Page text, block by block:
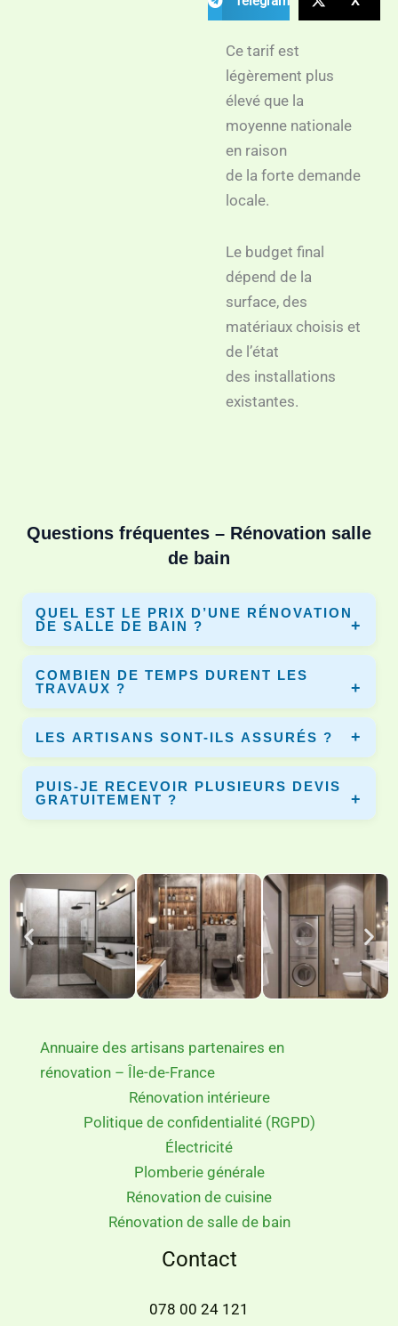
Ce tarif est
légèrement plus
élevé que la
moyenne nationale
en raison
de la forte demande
locale.
Le budget final
dépend de la
surface, des
matériaux choisis et
de l’état
des installations
existantes.
Questions fréquentes – Rénovation salle
de bain
QUEL EST LE PRIX D’UNE RÉNOVATION
DE SALLE DE BAIN ?
Le prix varie selon la surface, les matériaux et les travaux.
En moyenne entre 3 000€ et 10 000€. Dyno-Renov vous
permet de comparer plusieurs devis.
COMBIEN DE TEMPS DURENT LES
TRAVAUX ?
Une rénovation complète dure entre 5 et 10 jours selon le
chantier et les équipements installés.
LES ARTISANS SONT-ILS ASSURÉS ?
Oui, tous les artisans partenaires disposent d’une
assurance décennale pour garantir vos travaux.
PUIS-JE RECEVOIR PLUSIEURS DEVIS
GRATUITEMENT ?
Annuaire des artisans partenaires en
rénovation – Île-de-France
Rénovation intérieure
Politique de confidentialité (RGPD)
Électricité
Plomberie générale
Rénovation de cuisine
Rénovation de salle de bain
Contact
078 00 24 121